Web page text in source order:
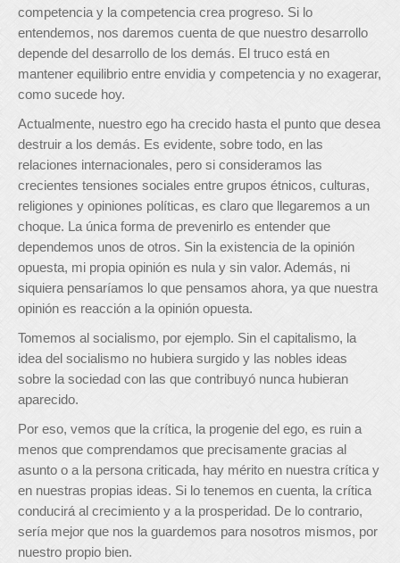
competencia y la competencia crea progreso. Si lo
entendemos, nos daremos cuenta de que nuestro desarrollo
depende del desarrollo de los demás. El truco está en
mantener equilibrio entre envidia y competencia y no exagerar,
como sucede hoy.
Actualmente, nuestro ego ha crecido hasta el punto que desea
destruir a los demás. Es evidente, sobre todo, en las
relaciones internacionales, pero si consideramos las
crecientes tensiones sociales entre grupos étnicos, culturas,
religiones y opiniones políticas, es claro que llegaremos a un
choque. La única forma de prevenirlo es entender que
dependemos unos de otros. Sin la existencia de la opinión
opuesta, mi propia opinión es nula y sin valor. Además, ni
siquiera pensaríamos lo que pensamos ahora, ya que nuestra
opinión es reacción a la opinión opuesta.
Tomemos al socialismo, por ejemplo. Sin el capitalismo, la
idea del socialismo no hubiera surgido y las nobles ideas
sobre la sociedad con las que contribuyó nunca hubieran
aparecido.
Por eso, vemos que la crítica, la progenie del ego, es ruin a
menos que comprendamos que precisamente gracias al
asunto o a la persona criticada, hay mérito en nuestra crítica y
en nuestras propias ideas. Si lo tenemos en cuenta, la crítica
conducirá al crecimiento y a la prosperidad. De lo contrario,
sería mejor que nos la guardemos para nosotros mismos, por
nuestro propio bien.